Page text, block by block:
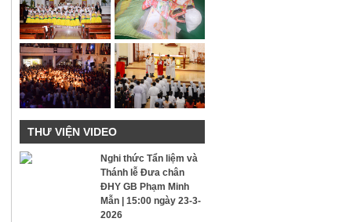
THƯ VIỆN VIDEO
Nghi thức Tẩn liệm và
Thánh lễ Đưa chân
ĐHY GB Phạm Minh
Mẫn | 15:00 ngày 23-3-
2026